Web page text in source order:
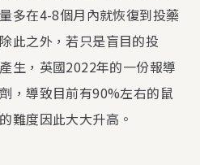
多在4-8個月內就恢復到投藥
此之外，若只是盲目的投
生，英國2022年的一份報導
，導致目前有90%左右的鼠
難度因此大大升高。